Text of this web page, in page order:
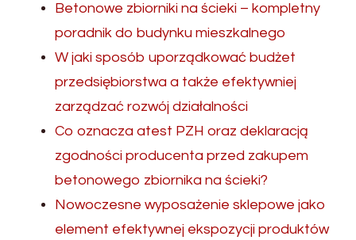
Betonowe zbiorniki na ścieki – kompletny
poradnik do budynku mieszkalnego
W jaki sposób uporządkować budżet
przedsiębiorstwa a także efektywniej
zarządzać rozwój działalności
Co oznacza atest PZH oraz deklaracją
zgodności producenta przed zakupem
betonowego zbiornika na ścieki?
Nowoczesne wyposażenie sklepowe jako
element efektywnej ekspozycji produktów